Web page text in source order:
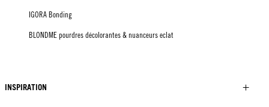
IGORA Bonding
BLONDME pourdres décolorantes & nuanceurs eclat
INSPIRATION